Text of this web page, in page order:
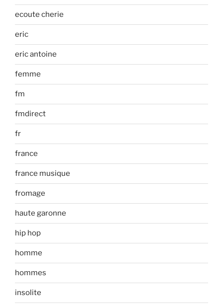
ecoute cherie
eric
eric antoine
femme
fm
fmdirect
fr
france
france musique
fromage
haute garonne
hip hop
homme
hommes
insolite